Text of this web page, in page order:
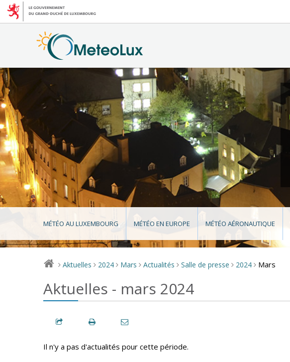
MÉTÉO AU LUXEMBOURG MÉTÉO EN EUROPE MÉTÉO AÉRONAUTIQUE
> Aktuelles > 2024 > Mars > Actualités > Salle de presse > 2024 > Mars
Aktuelles - mars 2024
Il n'y a pas d'actualités pour cette période.